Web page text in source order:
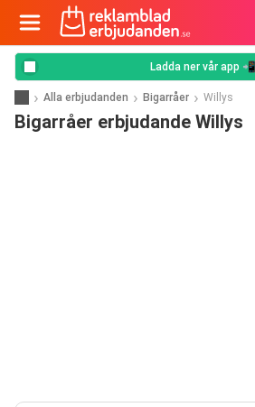
Ladda ner vår app 📲
Alla erbjudanden Bigarråer Willys
Bigarråer erbjudande Willys